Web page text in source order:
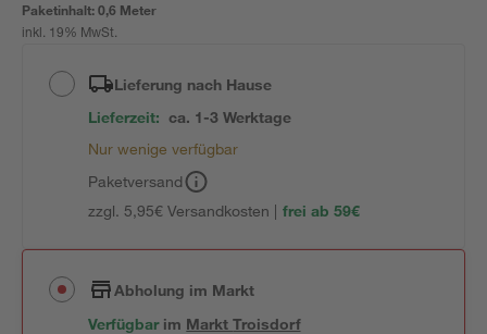
Paketinhalt:0,6 Meter
inkl. 19% MwSt.
Lieferung nach Hause
Lieferzeit: ca. 1-3 Werktage
Nur wenige verfügbar
Paketversand
zzgl. 5,95€ Versandkosten | frei ab 59€
Abholung im Markt
Verfügbar im MarktTroisdorf